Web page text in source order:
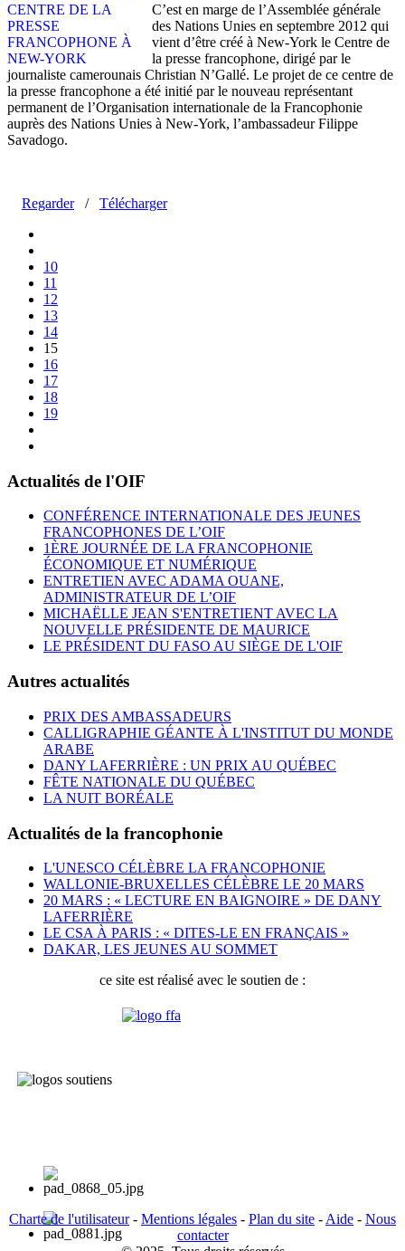
C’est en marge de l’Assemblée générale
des Nations Unies en septembre 2012 qui
vient d’être créé à New-York le Centre de
la presse francophone, dirigé par le
journaliste camerounais Christian N’Gallé. Le projet de ce centre de
la presse francophone a été initié par le nouveau représentant
permanent de l’Organisation internationale de la Francophonie
auprès des Nations Unies à New-York, l’ambassadeur Filippe
Savadogo.
Regarder/ Télécharger
10
11
12
13
14
15
16
17
18
19
Actualités de l'OIF
CONFÉRENCE INTERNATIONALE DES JEUNES
FRANCOPHONES DE L’OIF
1ÈRE JOURNÉE DE LA FRANCOPHONIE
ÉCONOMIQUE ET NUMÉRIQUE
ENTRETIEN AVEC ADAMA OUANE,
ADMINISTRATEUR DE L’OIF
MICHAËLLE JEAN S'ENTRETIENT AVEC LA
NOUVELLE PRÉSIDENTE DE MAURICE
LE PRÉSIDENT DU FASO AU SIÈGE DE L'OIF
Autres actualités
PRIX DES AMBASSADEURS
CALLIGRAPHIE GÉANTE À L'INSTITUT DU MONDE
ARABE
DANY LAFERRIÈRE : UN PRIX AU QUÉBEC
FÊTE NATIONALE DU QUÉBEC
LA NUIT BORÉALE
Actualités de la francophonie
L'UNESCO CÉLÈBRE LA FRANCOPHONIE
WALLONIE-BRUXELLES CÉLÈBRE LE 20 MARS
20 MARS : « LECTURE EN BAIGNOIRE » DE DANY
LAFERRIÈRE
LE CSA À PARIS : « DITES-LE EN FRANÇAIS »
DAKAR, LES JEUNES AU SOMMET
ce site est réalisé avec le soutien de :
Charte de l'utilisateur- Mentions légales - Plan du site - Aide - Nous
contacter